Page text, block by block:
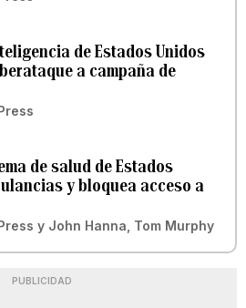
de Estados Unidos
a campaña de
de salud de Estados
y bloquea acceso a
y John Hanna, Tom Murphy
PUBLICIDAD